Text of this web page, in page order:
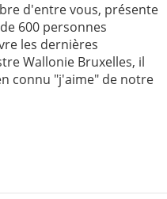
d'entre vous, présente
600 personnes
les dernières
Wallonie Bruxelles, il
connu "j'aime" de notre